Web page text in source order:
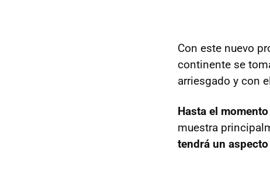
Con este nuevo
continente se
arriesgado y con
Hasta el
muestra
tendrá un